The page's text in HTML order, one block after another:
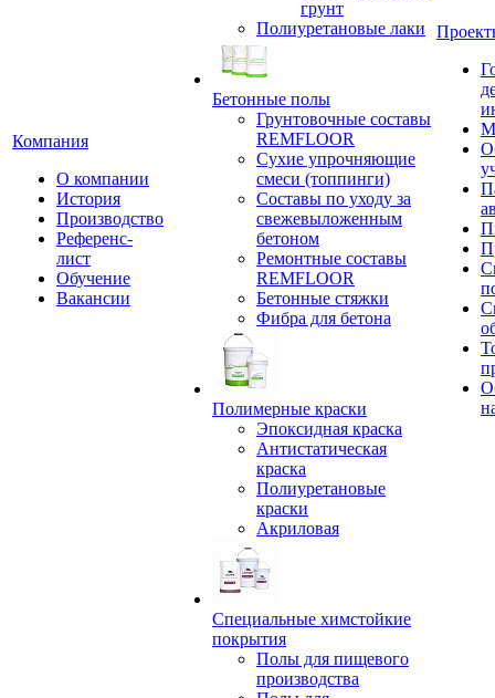
Компания
О компании
История
Производство
Референс-
лист
Обучение
Вакансии
грунт
Полиуретановые лаки
Бетонные полы
Грунтовочные составы
REMFLOOR
Сухие упрочняющие
смеси (топпинги)
Составы по уходу за
свежевыложенным
бетоном
Ремонтные составы
REMFLOOR
Бетонные стяжки
Фибра для бетона
Полимерные краски
Эпоксидная краска
Антистатическая
краска
Полиуретановые
краски
Акриловая
Специальные химстойкие
покрытия
Полы для пищевого
производства